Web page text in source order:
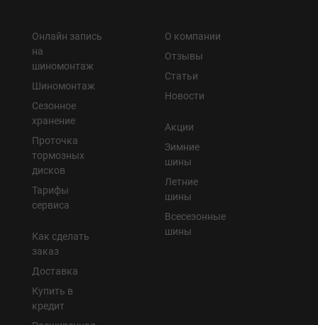
Онлайн запись
на
шиномонтаж
Шиномонтаж
Сезонное
хранение
Проточка
тормозных
дисков
Тарифы
сервиса
Как сделать
заказ
Доставка
Купить в
кредит
О компании
Отзывы
Статьи
Новости
Акции
Зимние
шины
Летние
шины
Всесезонные
шины